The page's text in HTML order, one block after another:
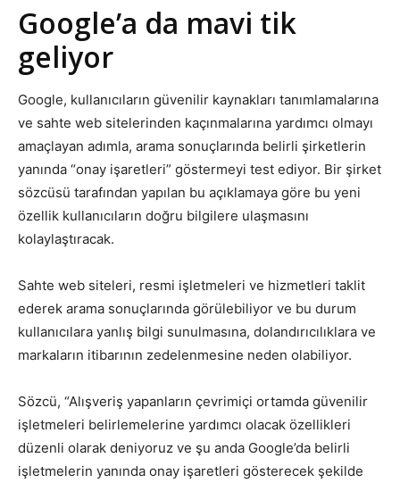
Google’a da mavi tik
geliyor
Google, kullanıcıların güvenilir kaynakları tanımlamalarına
ve sahte web sitelerinden kaçınmalarına yardımcı olmayı
amaçlayan adımla, arama sonuçlarında belirli şirketlerin
yanında “onay işaretleri” göstermeyi test ediyor. Bir şirket
sözcüsü tarafından yapılan bu açıklamaya göre bu yeni
özellik kullanıcıların doğru bilgilere ulaşmasını
kolaylaştıracak.
Sahte web siteleri, resmi işletmeleri ve hizmetleri taklit
ederek arama sonuçlarında görülebiliyor ve bu durum
kullanıcılara yanlış bilgi sunulmasına, dolandırıcılıklara ve
markaların itibarının zedelenmesine neden olabiliyor.
Sözcü, “Alışveriş yapanların çevrimiçi ortamda güvenilir
işletmeleri belirlemelerine yardımcı olacak özellikleri
düzenli olarak deniyoruz ve şu anda Google’da belirli
işletmelerin yanında onay işaretleri gösterecek şekilde